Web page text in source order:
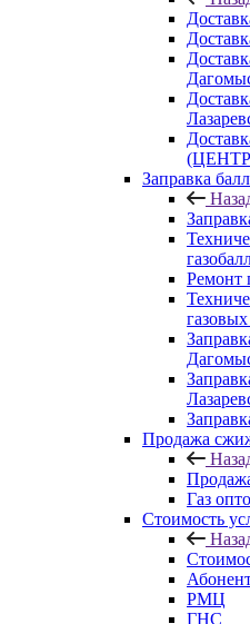
Заправка
Pемонт
Продажа
Газ
Стоимость
РМЦ
ГНС